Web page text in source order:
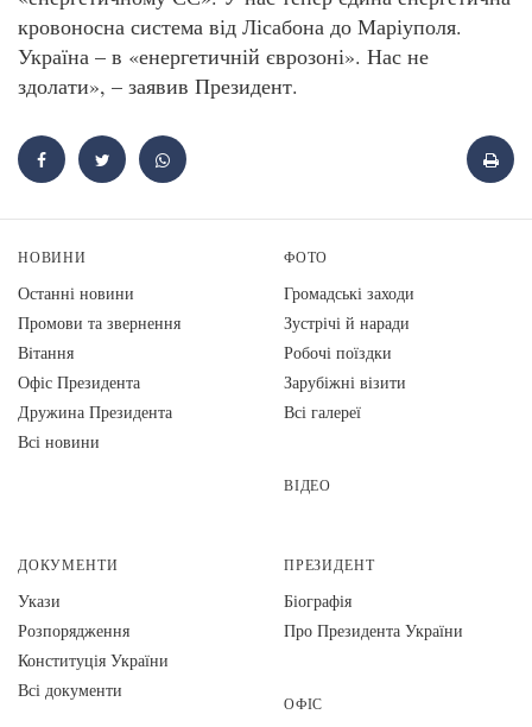
кровоносна система від Лісабона до Маріуполя.
Україна – в «енергетичній єврозоні». Нас не
здолати», – заявив Президент.
НОВИНИ
Останні новини
Промови та звернення
Вiтання
Офіс Президента
Дружина Президента
Всі новини
ФОТО
Громадські заходи
Зустрічі й наради
Робочі поїздки
Зарубіжні візити
Всі галереї
ВІДЕО
ДОКУМЕНТИ
Укази
Розпорядження
Конституція України
Всі документи
ПРЕЗИДЕНТ
Біографія
Про Президента України
ОФІС